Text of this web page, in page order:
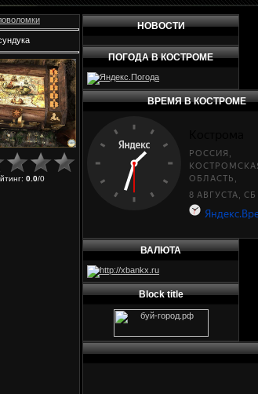
: 0.0/0
НОВОСТИ
ПОГОДА В КОСТРОМЕ
ВРЕМЯ В КОСТРОМЕ
ВАЛЮТА
Block title